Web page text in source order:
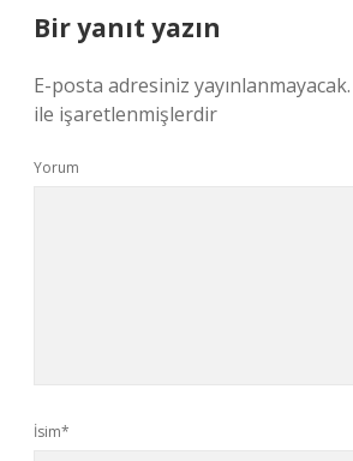
Bir yanıt yazın
E-posta adresiniz yayınlanmayacak.
ile işaretlenmişlerdir
Yorum
İsim*